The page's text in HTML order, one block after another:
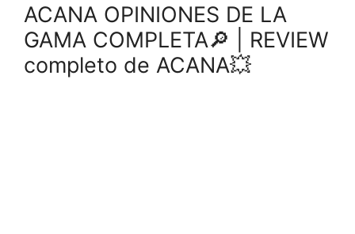
ACANA OPINIONES DE LA
GAMA COMPLETA🔎 | REVIEW
completo de ACANA💥